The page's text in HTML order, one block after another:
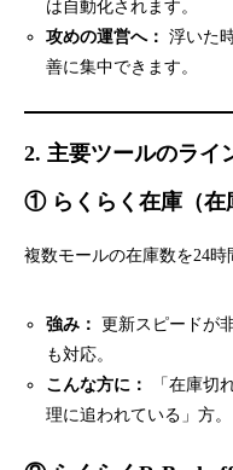
は自動化されます。
攻めの運営へ： 浮いた
善に集中できます。
2. 主要ツールのライ
① らくらく在庫（在
複数モールの在庫数を24時
強み：
更新スピードが
も対応。
こんな方に：
「在庫切
理に追われている」方。